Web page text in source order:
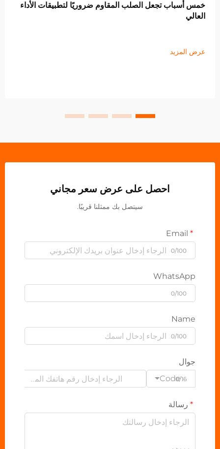
أسباب تجعل الصلب المقاوم ضروريًا لتطبيقات الأداء
المزيد
احصل على عرض سعر مجاني
سيتصل بك ممثلنا قريبًا.
WhatsApp
Name
Code
رسالة